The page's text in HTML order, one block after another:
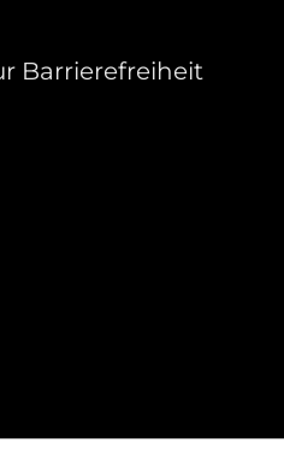
Barrierefreiheit